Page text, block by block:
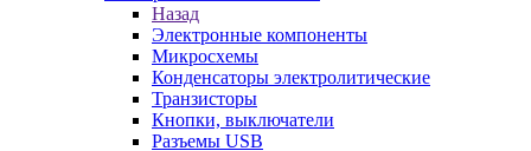
Назад
Электронные компоненты
Микросхемы
Конденсаторы электролитические
Транзисторы
Кнопки, выключатели
Разъемы USB